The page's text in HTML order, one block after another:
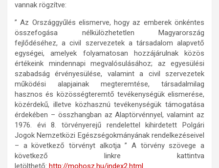
vannak rögzítve:
” Az Országgyűlés elismerve, hogy az emberek önkéntes
összefogása nélkülözhetetlen Magyarország
fejlődéséhez, a civil szervezetek a társadalom alapvető
egységei, amelyek folyamatosan hozzájárulnak közös
értékeink mindennapi megvalósulásához; az egyesülési
szabadság érvényesülése, valamint a civil szervezetek
működési alapjainak megteremtése, társadalmilag
hasznos és közösségteremtő tevékenységük elismerése,
közérdekű, illetve közhasznú tevékenységük támogatása
érdekében – összhangban az Alaptörvénnyel, valamint az
1976. évi 8. törvényerejű rendelettel kihirdetett Polgári
Jogok Nemzetközi Egészségokmányának rendelkezéseivel
– a következő törvényt alkotja ” A törvény szövege a
következő linkre kattintva
letölthető: http://mohosz.hu/index2.html